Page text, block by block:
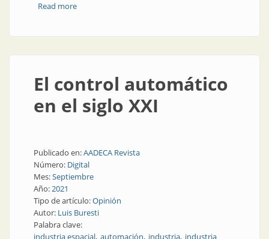
Read moreabout Servoprensado y sistemas de manipulación
El control automático
en el siglo XXI
Publicado en:AADECA Revista
Número: Digital
Mes:Septiembre
Año:2021
Tipo de artículo:Opinión
Autor: Luis Buresti
Palabra clave:
industria espacial automación industria industria